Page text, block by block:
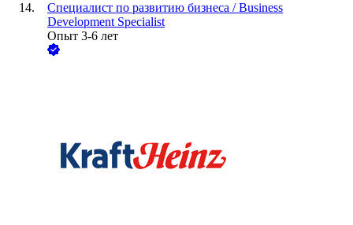
Специалист по развитию бизнеса / Business
Development Specialist
Опыт 3-6 лет